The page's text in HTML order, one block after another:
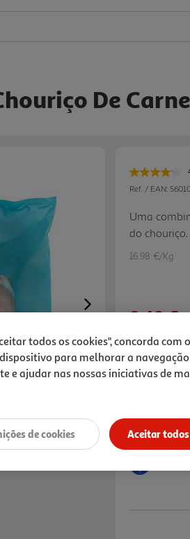
De
Next
Ref. / EAN:
Uma
do chouriço.
16.98 €/Kg
8,49 €
Notas de
todos os cookies", concorda com
para melhorar a
e ajudar nas nossas iniciativas de
Aceitar todos
de cookies